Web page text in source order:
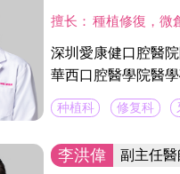
擅长： 種植修復，微創美學修復，全口咬合重建等；熟練應用口腔顯微鏡並在顯微放大設備下進行種植手術、牙周美學手術
深圳愛康健口腔醫
華西口腔醫學院醫
种植科 修复科
李洪偉